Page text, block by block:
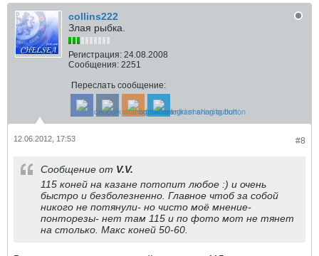
collins222
Злая рыбка.
Регистрация: 24.08.2008
Сообщения: 2251
Переслать сообщение:
#8
12.06.2012, 17:53
Сообщение от V.V.
115 коней на казане потопит любое :) и очень
быстро и безболезненно. Главное чтоб за собой
никого не потянули- но чисто моё мнение-
понторезы- нет там 115 и по фото мот не тянет
на столько. Макс коней 50-60.